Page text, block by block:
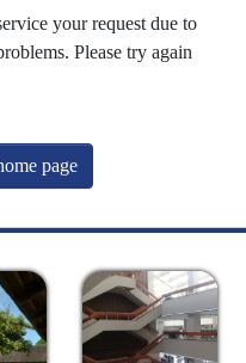
your request due to
Please try again
page